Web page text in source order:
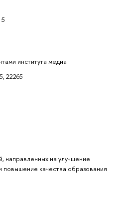
института медиа
22265
направленных на улучшение
повышение качества образования